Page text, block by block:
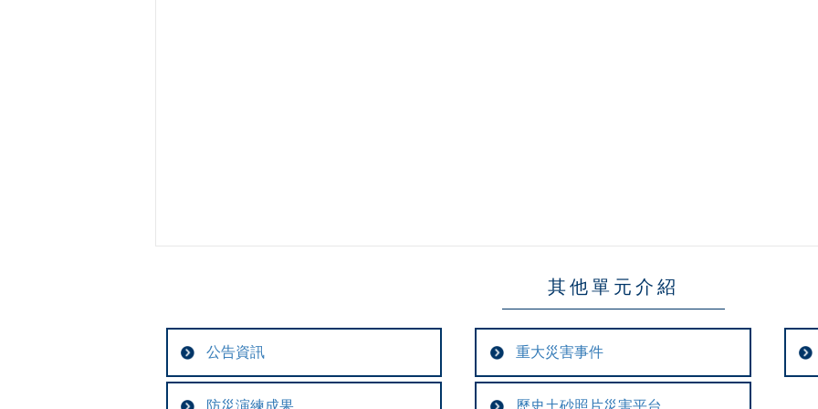
其他單元介紹
公告資訊 重大災害事件
防災演練成果 歷史土砂照片災害平台